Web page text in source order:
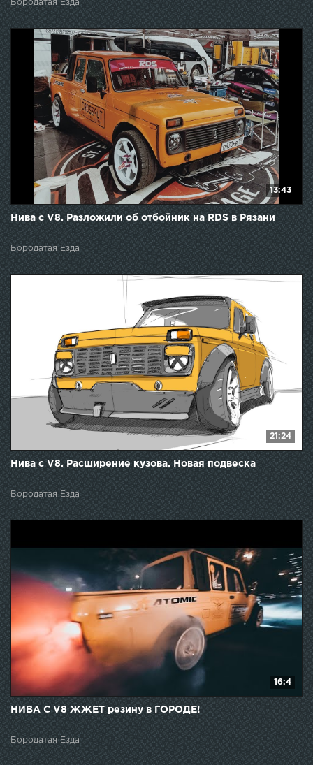
Бородатая Езда
13:43
Нива с V8. Разложили об отбойник на RDS в Рязани
Бородатая Езда
21:24
Нива с V8. Расширение кузова. Новая подвеска
Бородатая Езда
16:4
НИВА С V8 ЖЖЕТ резину в ГОРОДЕ!
Бородатая Езда